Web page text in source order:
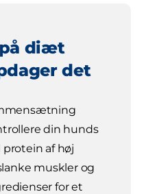
diæt
det
din hunds
af høj
muskler og
for et